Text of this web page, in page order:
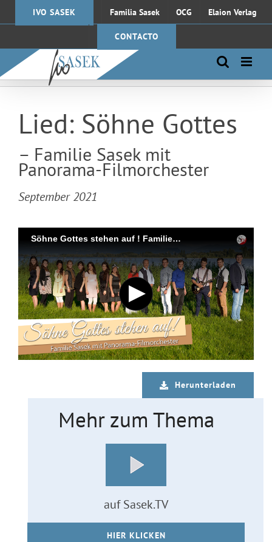
IVO SASEK Familia Sasek OCG Elaion Verlag
CONTACTO
Lied: Söhne Gottes
– Familie Sasek mit
Panorama-Filmorchester
September 2021
Herunterladen
Mehr zum Thema
auf Sasek.TV
HIER KLICKEN